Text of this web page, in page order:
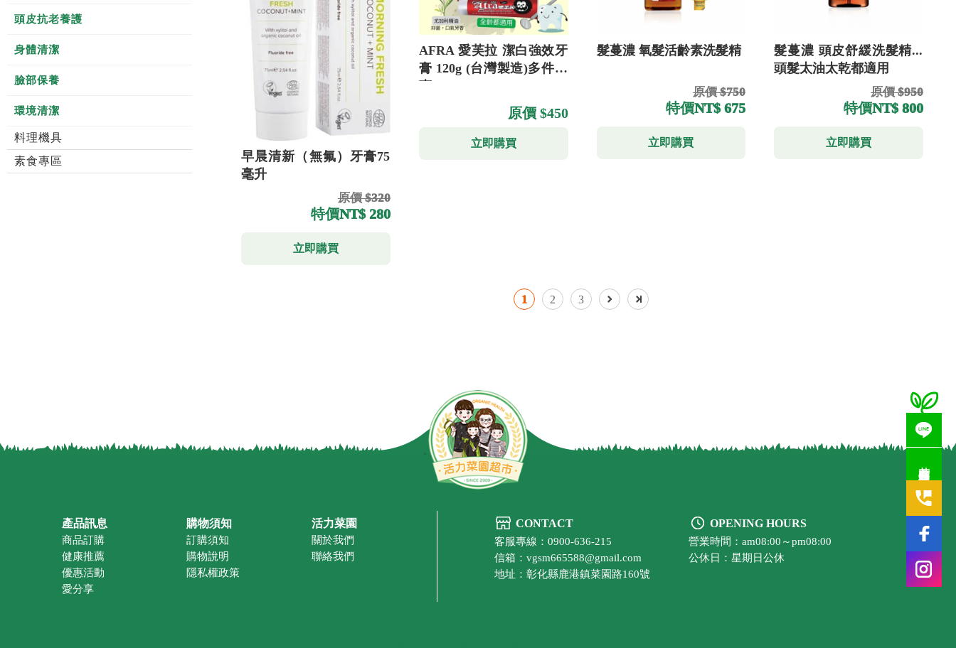
頭皮抗老養護
身體清潔
臉部保養
環境清潔
料理機具
素食專區
早晨清新（無氟）牙膏75
毫升
原價 $320
特價NT$ 280
立即購買
AFRA 愛芙拉 潔白強效牙
膏 120g (台灣製造)多件優
原價 $450
立即購買
髮蔓濃 氧髮活齡素洗髮精
原價 $750
特價NT$ 675
立即購買
髮蔓濃 頭皮舒緩洗髮精...
頭髮太油太乾都適用
原價 $950
特價NT$ 800
立即購買
1 2 3
CONTACT
客服專線：0900-636-215
信箱：vgsm665588@gmail.com
地址：彰化縣鹿港鎮菜園路160號
OPENING HOURS
營業時間：am08:00～pm08:00
公休日：星期日公休
產品訊息
商品訂購
健康推薦
優惠活動
愛分享
購物須知
訂購須知
購物說明
隱私權政策
活力菜園
關於我們
聯絡我們